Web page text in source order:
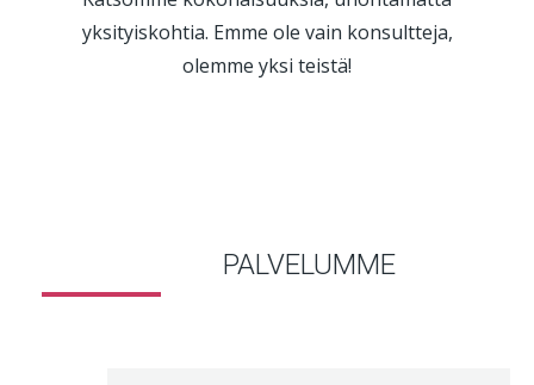
yksityiskohtia. Emme ole vain konsultteja,
olemme yksi teistä!
PALVELUMME